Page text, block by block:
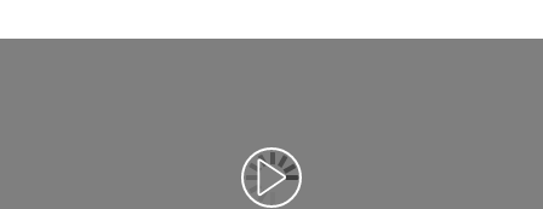
Redaţi filmul